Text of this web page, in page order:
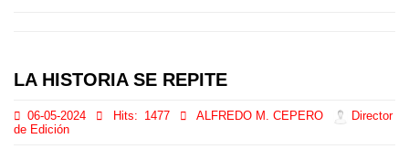
LA HISTORIA SE REPITE
06-05-2024 Hits: 1477 ALFREDO M. CEPERO
Director
de Edición